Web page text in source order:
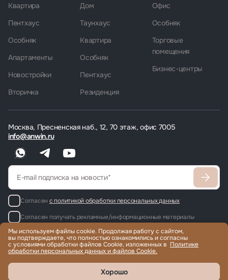
Москва, Пресненская наб., 12, 70 этаж, офис 7005
info@anwin.ru
Согласен с политикой обработки персональных данных
Согласен получать рекламные/информационные материалы
Квартира
Пентхаус
Особняк
Апартаменты
Новостройки
Вторичка
Дом
Таунхаус
Квартира
Особняк
Пентхаус
Резиденция
Офис
Особняк
Торговые
помещения
Бизнес-центры
Продажа и аренда элитной недвижимости по всему миру, помощь
© 2022-2026 Международная компания Anwin
Мы используем файлы cookie. Продолжая работу с сайтом,
вы подтверждаете, что полностью ознакомились и согласны
с условиями обработки файлов Cookie, изложенных в Политике
обработки персональных данных и файлов Cookie.
Хорошо